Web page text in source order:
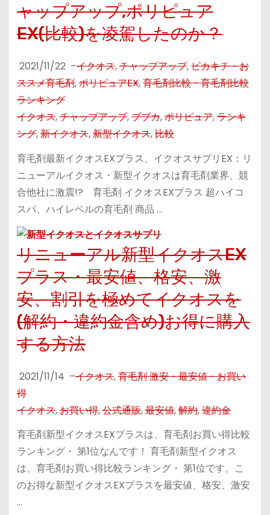
ャップアップ,ポリピュア
EX(比較)を凌駕したのか？
2021/11/22 –イクオス,チャップアップ,ピカキチ・お
ススメ育毛剤,ポリピュアEX,育毛剤比較・育毛剤比較
ランキング
イクオス,チャップアップ,ブブカ,ポリピュア,ランキ
ング,新イクオス,新型イクオス,比較
育毛剤最新イクオスEXプラス、イクオスサプリEX：リ
ニューアルイクオス・新型イクオスは育毛剤業界、競
合他社に激震!? 育毛剤 イクオスEXプラス 超ハイコ
スパ、ハイレベルの育毛剤 商品 …
リニューアル新型イクオスEX
プラス・最安値、格安、激
安、割引を極めてイクオスを
(解約・違約金含め)お得に購入
する方法
2021/11/14 –イクオス,育毛剤 激安・最安値・お買い
得
イクオス,お買い得,公式通販,最安値,解約,違約金
育毛剤新型イクオスEXプラスは、育毛剤お買い得比較
ランキング・ 第1位なんです！ 育毛剤新型イクオス
は、育毛剤お買い得比較ランキング・ 第1位です。こ
のお得な新型イクオスEXプラスを最安値、格安、激安
…